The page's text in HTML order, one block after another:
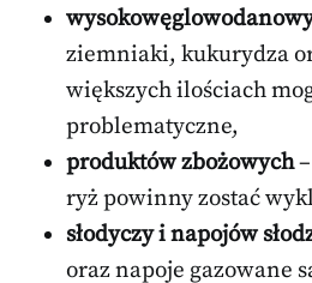
ziemniaki, kukurydza
większych ilościach
problematyczne,
produktów zbożowych–
ryż powinny zostać
słodyczy i napojów
oraz napoje gazowane